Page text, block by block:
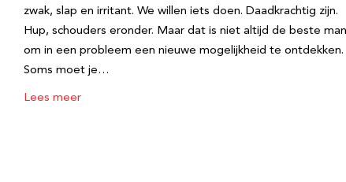
zwak, slap en irritant. We willen iets doen. Daadkrachtig zijn.
Hup, schouders eronder. Maar dat is niet altijd de beste
om in een probleem een nieuwe mogelijkheid te ontdekken.
Soms moet je…
Lees meer